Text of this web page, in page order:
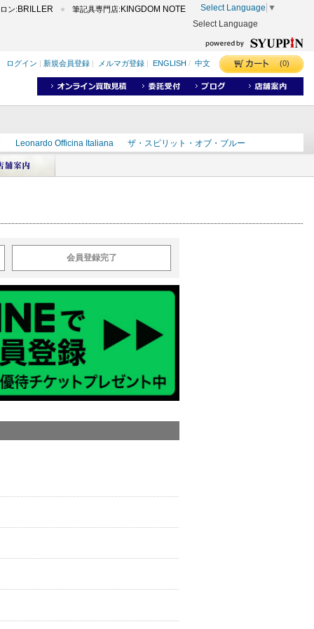
ン: BRILLER 筆記具専門店: KINGDOM NOTE Select Language ▼
Select Language
ログイン 新規会員登録 メルマガ登録 ENGLISH / 中文 (0)
Leonardo Officina Italiana
ザ・スピリット・オブ・ブルー
ラインD
ズ カヴゼットインク スーベレーン
モンブラン
会員登録完了